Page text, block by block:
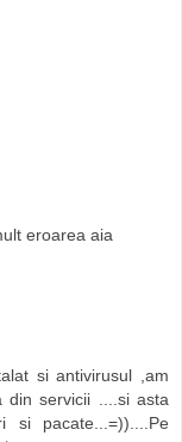
eroarea aia
si antivirusul ,am
din servicii ....si asta
pacate...=))....Pe